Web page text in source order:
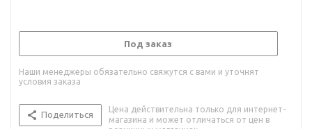
Под заказ
Наши менеджеры обязательно свяжутся с вами и уточнят
условия заказа
Поделиться
Цена действительна только для интернет-
магазина и может отличаться от цен в